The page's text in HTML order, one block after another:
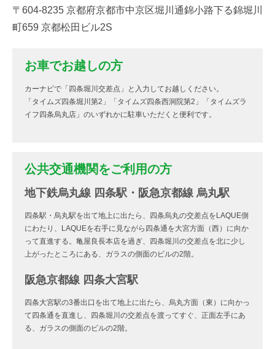
〒604-8235 京都府京都市中京区堀川通錦小路下る錦堀川
町659 京都松田ビル2S
お車でお越しの方
カーナビで「四条堀川交差点」と入力してお越しください。
「タイムズ四条堀川第2」「タイムズ四条西洞院第2」「タイムズラ
イフ四条烏丸店」のいずれかに駐車いただくと便利です。
公共交通機関をご利用の方
地下鉄烏丸線 四条駅・阪急京都線 烏丸駅
四条駅・烏丸駅を出て地上に出たら、四条烏丸の交差点をLAQUE側
にわたり、LAQUEを右手に見ながら四条通を大宮方面（西）に向か
って直進する。亀屋良長本店を過ぎ、四条堀川の交差点を北に少し
上がったところにある、ガラスの側面のビルの2階。
阪急京都線 四条大宮駅
四条大宮駅の3番出口を出て地上に出たら、烏丸方面（東）に向かっ
て四条通を直進し、四条堀川の交差点を渡ってすぐ、正面左手にあ
る、ガラスの側面のビルの2階。